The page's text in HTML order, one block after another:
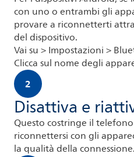
con uno o entrambi gli
provare a riconnetterti
del dispositivo.
Vai su > Impostazioni >
Clicca sul nome degli
2
Disattiva e
Questo costringe il
riconnettersi con gli
la qualità della connessione.